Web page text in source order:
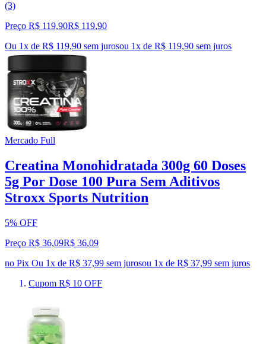
(3)
Preço R$ 119,90R$ 119,90
Ou 1x de R$ 119,90 sem jurosou 1x de R$ 119,90 sem juros
Mercado Full
Creatina Monohidratada 300g 60 Doses
5g Por Dose 100 Pura Sem Aditivos
Stroxx Sports Nutrition
5% OFF
Preço R$ 36,09R$ 36,09
no Pix Ou 1x de R$ 37,99 sem jurosou 1x de R$ 37,99 sem juros
Cupom R$ 10 OFF